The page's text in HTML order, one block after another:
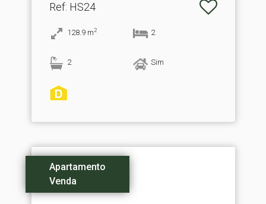
Ref: HS24
128.9 m2 2
2 Sim
Apartamento
Venda